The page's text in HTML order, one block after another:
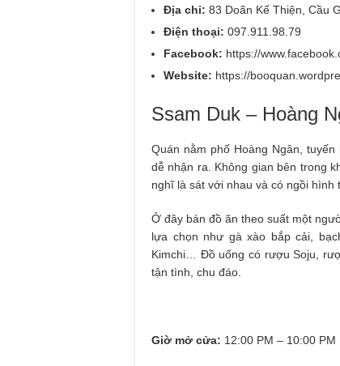
Địa chỉ: 83 Doãn Kế Thiện, Cầu
Điện thoại: 097.911.98.79
Facebook: https://
Website: https://
Ssam Duk – Hoàng
Quán nằm phố Hoàng Ngân,
dễ nhận ra. Không gian bên trong
nghĩ là sát với nhau và có ngồi hình
Ở đây bán đồ ăn theo suất một
lựa chọn như gà xào bắp cải,
Kimchi… Đồ uống có rượu Soju,
tận tình, chu đáo.
Giờ mở cửa: 12:00 PM – 10:00 PM